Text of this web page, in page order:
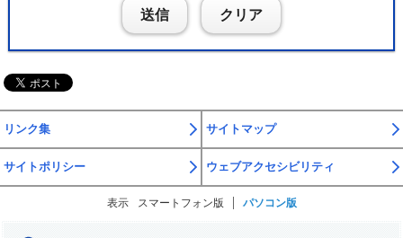
送信 クリア
リンク集 サイトマップ
サイトポリシー ウェブアクセシビリティ
表示 スマートフォン版 パソコン版